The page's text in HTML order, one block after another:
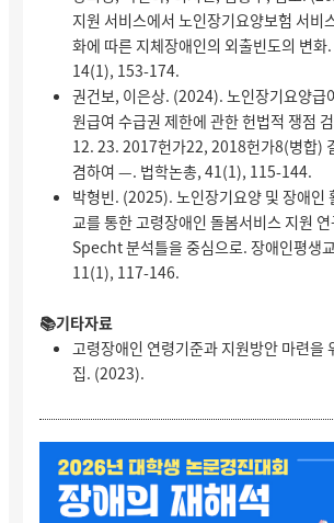
지원 서비스에서 노인장기요양보험 서비
화에 따른 지체장애인의 외출빈도의 변화
14(1), 153-174.
권건보, 이은상. (2024). 노인장기요양급
원급여 수급권 제한에 관한 헌법적 쟁점
12. 23. 2017헌가22, 2018헌가8(병합)
겸하여 —. 법학논총, 41(1), 115-144.
박형빈. (2025). 노인장기요양 및 장애인
교를 통한 고령장애인 돌봄서비스 지원
Specht 분석틀을 중심으로. 장애인평생
11(1), 117-146.
📚기타자료
고령장애인 연령기준과 지원방안 마련을
집. (2023).